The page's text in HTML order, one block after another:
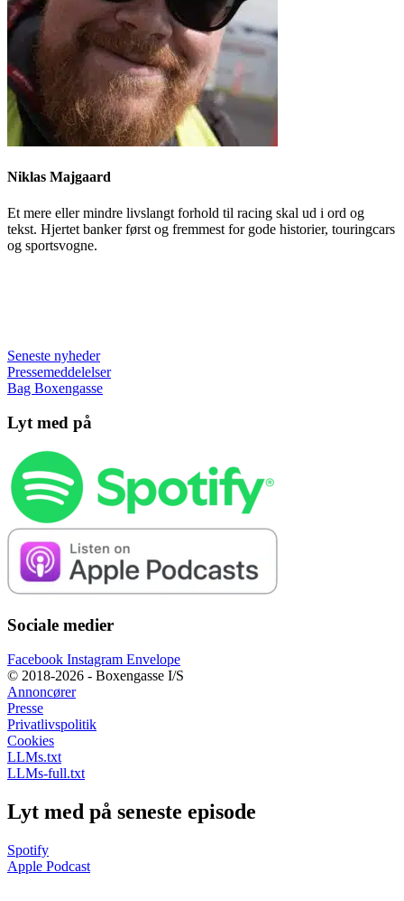
Niklas Majgaard
Et mere eller mindre livslangt forhold til racing skal ud i ord og
tekst. Hjertet banker først og fremmest for gode historier, touringcars
og sportsvogne.
Seneste nyheder
Pressemeddelelser
Bag Boxengasse
Lyt med på
Sociale medier
Facebook Instagram Envelope
© 2018-2026 - Boxengasse I/S
Annoncører
Presse
Privatlivspolitik
Cookies
LLMs.txt
LLMs-full.txt
Lyt med på seneste episode
Spotify
Apple Podcast